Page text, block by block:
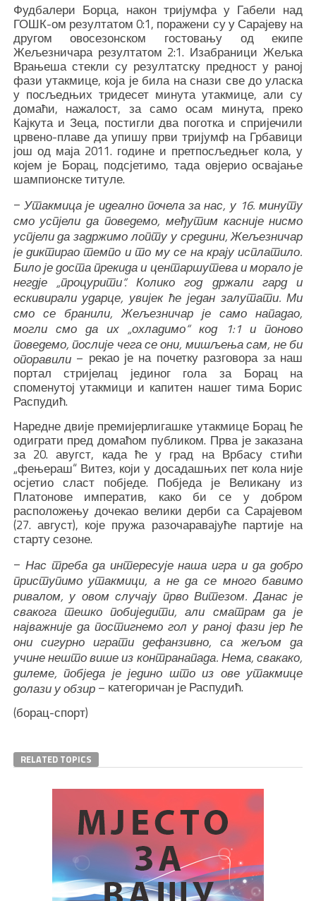
Фудбалери Борца, након тријумфа у Габели над
ГОШК-ом резултатом 0:1, поражени су у Сарајеву на
другом овосезонском гостовању од екипе
Жељезничара резултатом 2:1. Изабраници Жељка
Врањеша стекли су резултатску предност у раној
фази утакмице, која је била на снази све до уласка
у посљедњих тридесет минута утакмице, али су
домаћи, нажалост, за само осам минута, преко
Кајкута и Зеца, постигли два поготка и спријечили
црвено-плаве да упишу први тријумф на Грбавици
још од маја 2011. године и претпосљедњег кола, у
којем је Борац, подсјетимо, тада овјерио освајање
шампионске титуле.
– Утакмица је идеално почела за нас, у 16. минуту
смо успјели да поведемо, међутим касније нисмо
успјели да задржимо лопту у средини, Жељезничар
је диктирао темпо и то му се на крају исплатило.
Било је доста прекида и центаршутева и морало је
негдје „процурити“. Колико год држали гард и
ескивирали ударце, увијек ће један залутати. Ми
смо се бранили, Жељезничар је само нападао,
могли смо да их „охладимо“ код 1:1 и поново
поведемо, послије чега се они, мишљења сам, не би
опоравили– рекао је на почетку разговора за наш
портал стријелац јединог гола за Борац на
споменутој утакмици и капитен нашег тима Борис
Распудић.
Наредне двије премијерлигашке утакмице Борац ће
одиграти пред домаћом публиком. Прва је заказана
за 20. авугст, када ће у град на Врбасу стићи
„фењераш“ Витез, који у досадашњих пет кола није
осјетио сласт побједе. Побједа је Великану из
Платонове императив, како би се у добром
расположењу дочекао велики дерби са Сарајевом
(27. август), које пружа разочаравајуће партије на
старту сезоне.
– Нас треба да интересује наша игра и да добро
приступимо утакмици, а не да се много бавимо
ривалом, у овом случају прво Витезом. Данас је
свакога тешко побиједити, али сматрам да је
најважније да постигнемо гол у раној фази јер ће
они сигурно играти дефанзивно, са жељом да
учине нешто више из контранапада. Нема, свакако,
дилеме, побједа је једино што из ове утакмице
долази у обзир– категоричан је Распудић.
(борац-спорт)
RELATED TOPICS